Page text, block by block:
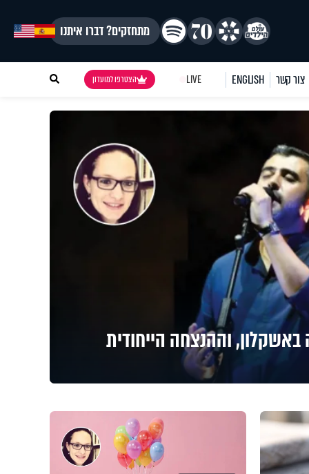
מתחזקים? דברו איתנו
צור קשר ENGLISH
LIVE הצטרפו למועדון
וההנצחה הייחודית